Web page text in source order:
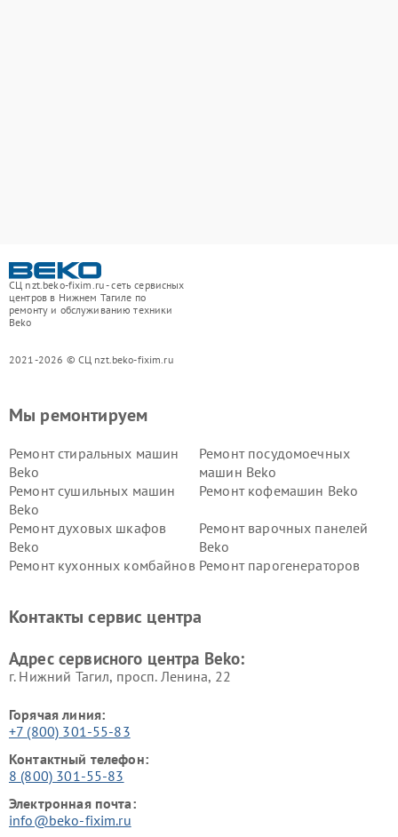
СЦ nzt.beko-fixim.ru - сеть сервисных
центров в Нижнем Тагиле по
ремонту и обслуживанию техники
Beko
2021-2026 © СЦ nzt.beko-fixim.ru
Мы ремонтируем
Ремонт стиральных машин
Beko
Ремонт посудомоечных
машин Beko
Ремонт сушильных машин
Beko
Ремонт кофемашин Beko
Ремонт духовых шкафов
Beko
Ремонт варочных панелей
Beko
Ремонт кухонных комбайнов Ремонт парогенераторов
Ремонт холодильников Beko Ремонт морозильных камер
Контакты сервис центра
Адрес сервисного центра Beko:
г. Нижний Тагил, просп. Ленина, 22
Горячая линия:
+7 (800) 301-55-83
Контактный телефон:
8 (800) 301-55-83
Электронная почта:
info@beko-fixim.ru